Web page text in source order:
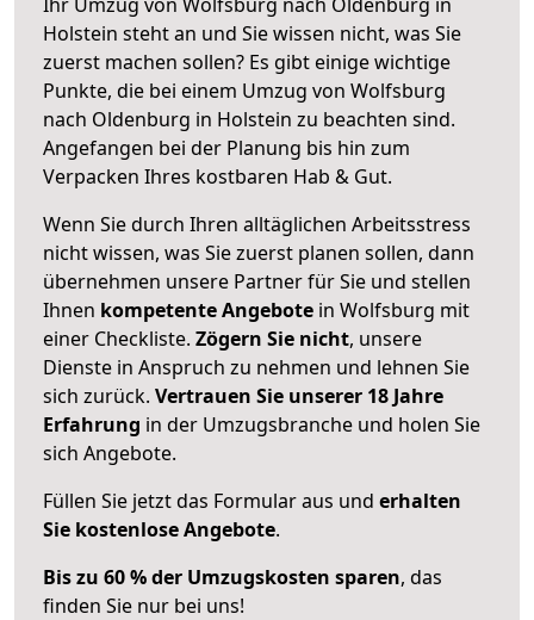
Holstein steht an und Sie wissen nicht, was Sie
zuerst machen sollen? Es gibt einige wichtige
Punkte, die bei einem Umzug von Wolfsburg
nach Oldenburg in Holstein zu beachten sind.
Angefangen bei der Planung bis hin zum
Verpacken Ihres kostbaren Hab & Gut.
Wenn Sie durch Ihren alltäglichen Arbeitsstress
nicht wissen, was Sie zuerst planen sollen, dann
übernehmen unsere Partner für Sie und stellen
Ihnen kompetente Angebote in Wolfsburg mit
einer Checkliste. Zögern Sie nicht, unsere
Dienste in Anspruch zu nehmen und lehnen Sie
sich zurück. Vertrauen Sie unserer 18 Jahre
Erfahrung in der Umzugsbranche und holen Sie
sich Angebote.
Füllen Sie jetzt das Formular aus und erhalten
Sie kostenlose Angebote.
Bis zu 60 % der Umzugskosten sparen, das
finden Sie nur bei uns!